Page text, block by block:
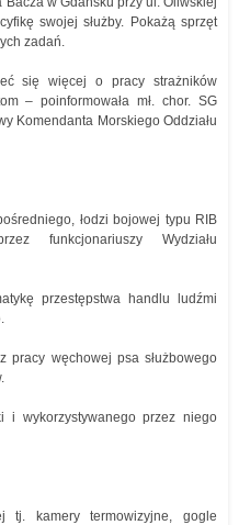
swojej służby. Pokażą sprzęt
zadań.
się więcej o pracy strażników
– poinformowała mł. chor. SG
Komendanta Morskiego Oddziału
łodzi bojowej typu RIB
funkcjonariuszy Wydziału
przestępstwa handlu ludźmi
pracy węchowej psa służbowego
i wykorzystywanego przez niego
tj. kamery termowizyjne, gogle